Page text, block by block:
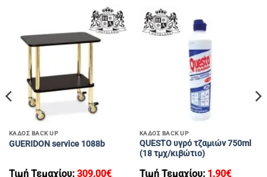
ΚΑΔΟΣ BACK UP
GUERIDON service 1088b
Τιμή Τεμαχίου: 309,00€
ΚΑΔΟΣ BACK UP
QUESTO υγρό τζαμιών 750ml
(18 τμχ/κιβώτιο)
Τιμή Τεμαχίου: 1,90€